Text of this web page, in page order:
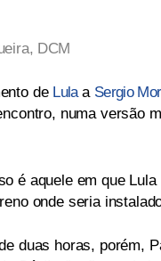
DCM
de Lulaa Sergio
numa versão
é aquele em que
onde seria
duas horas, porém,